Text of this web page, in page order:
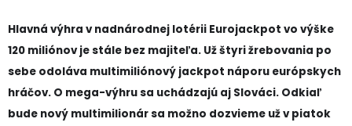
Hlavná výhra v nadnárodnej lotérii Eurojackpot vo výške
120 miliónov je stále bez majiteľa. Už štyri žrebovania po
sebe odoláva multimiliónový jackpot náporu európskych
hráčov. O mega-výhru sa uchádzajú aj Slováci. Odkiaľ
bude nový multimilionár sa možno dozvieme už v piatok